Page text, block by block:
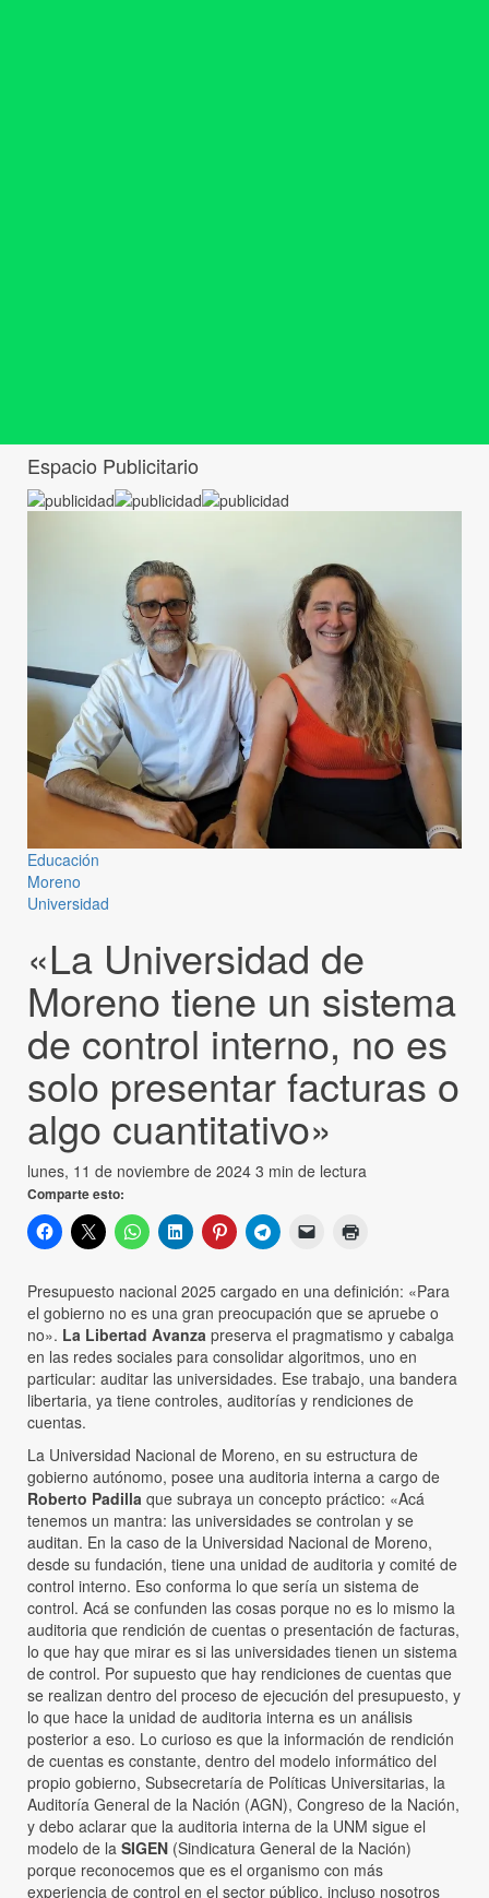
Espacio Publicitario
Educación
Moreno
Universidad
«La Universidad de
Moreno tiene un sistema
de control interno, no es
solo presentar facturas o
algo cuantitativo»
lunes, 11 de noviembre de 2024 3 min de lectura
Comparte esto:
Presupuesto nacional 2025 cargado en una definición: «Para
el gobierno no es una gran preocupación que se apruebe o
no». La Libertad Avanza preserva el pragmatismo y cabalga
en las redes sociales para consolidar algoritmos, uno en
particular: auditar las universidades. Ese trabajo, una bandera
libertaria, ya tiene controles, auditorías y rendiciones de
cuentas.
La Universidad Nacional de Moreno, en su estructura de
gobierno autónomo, posee una auditoria interna a cargo de
Roberto Padilla que subraya un concepto práctico: «Acá
tenemos un mantra: las universidades se controlan y se
auditan. En la caso de la Universidad Nacional de Moreno,
desde su fundación, tiene una unidad de auditoria y comité de
control interno. Eso conforma lo que sería un sistema de
control. Acá se confunden las cosas porque no es lo mismo la
auditoria que rendición de cuentas o presentación de facturas,
lo que hay que mirar es si las universidades tienen un sistema
de control. Por supuesto que hay rendiciones de cuentas que
se realizan dentro del proceso de ejecución del presupuesto, y
lo que hace la unidad de auditoria interna es un análisis
posterior a eso. Lo curioso es que la información de rendición
de cuentas es constante, dentro del modelo informático del
propio gobierno, Subsecretaría de Políticas Universitarias, la
Auditoría General de la Nación (AGN), Congreso de la Nación,
y debo aclarar que la auditoria interna de la UNM sigue el
modelo de la SIGEN (Sindicatura General de la Nación)
porque reconocemos que es el organismo con más
experiencia de control en el sector público, incluso nosotros